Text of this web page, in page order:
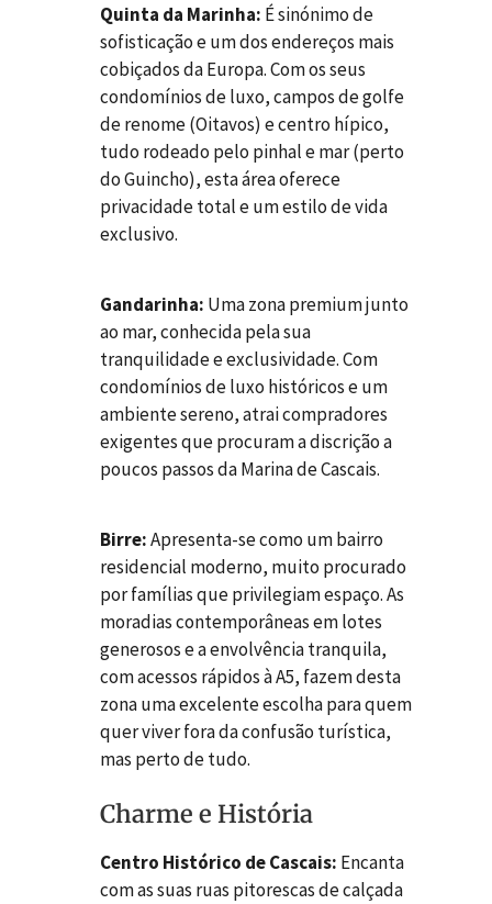
Quinta da Marinha: É sinónimo de
sofisticação e um dos endereços mais
cobiçados da Europa. Com os seus
condomínios de luxo, campos de golfe
de renome (Oitavos) e centro hípico,
tudo rodeado pelo pinhal e mar (perto
do Guincho), esta área oferece
privacidade total e um estilo de vida
exclusivo.
Gandarinha: Uma zona premium junto
ao mar, conhecida pela sua
tranquilidade e exclusividade. Com
condomínios de luxo históricos e um
ambiente sereno, atrai compradores
exigentes que procuram a discrição a
poucos passos da Marina de Cascais.
Birre:Apresenta-se como um bairro
residencial moderno, muito procurado
por famílias que privilegiam espaço. As
moradias contemporâneas em lotes
generosos e a envolvência tranquila,
com acessos rápidos à A5, fazem desta
zona uma excelente escolha para quem
quer viver fora da confusão turística,
mas perto de tudo.
Charme e História
Centro Histórico de Cascais: Encanta
com as suas ruas pitorescas de calçada